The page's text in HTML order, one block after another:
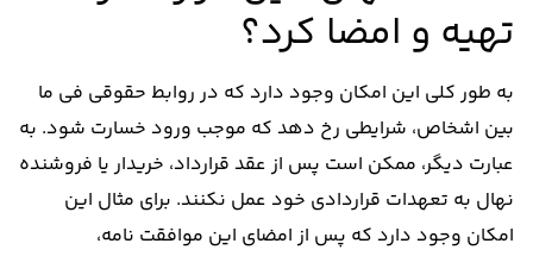
تهیه و امضا کرد؟
به طور کلی این امکان وجود دارد که در روابط حقوقی فی ما
بین اشخاص، شرایطی رخ دهد که موجب ورود خسارت شود. به
عبارت دیگر، ممکن است پس از عقد قرارداد، خریدار یا فروشنده
نهال به تعهدات قراردادی خود عمل نکنند. برای مثال این
امکان وجود دارد که پس از امضای این موافقت نامه،